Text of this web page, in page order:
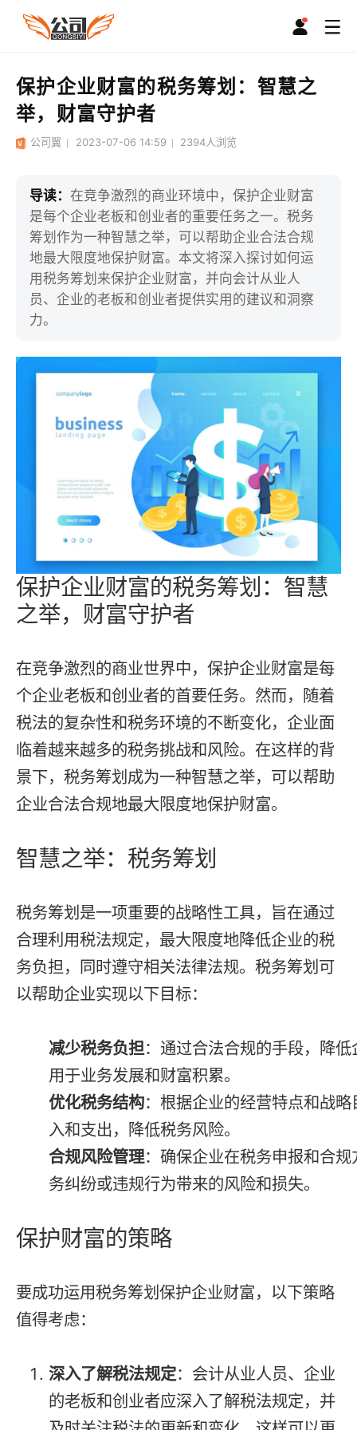
保护企业财富的税务筹划：智慧之
举，财富守护者
公司翼 2023-07-06 14:59 2394人浏览
导读：在竞争激烈的商业环境中，保护企业财富
是每个企业老板和创业者的重要任务之一。税务
筹划作为一种智慧之举，可以帮助企业合法合规
地最大限度地保护财富。本文将深入探讨如何运
用税务筹划来保护企业财富，并向会计从业人
员、企业的老板和创业者提供实用的建议和洞察
力。
保护企业财富的税务筹划：智慧
之举，财富守护者
在竞争激烈的商业世界中，保护企业财富是每
个企业老板和创业者的首要任务。然而，随着
税法的复杂性和税务环境的不断变化，企业面
临着越来越多的税务挑战和风险。在这样的背
景下，税务筹划成为一种智慧之举，可以帮助
企业合法合规地最大限度地保护财富。
智慧之举：税务筹划
税务筹划是一项重要的战略性工具，旨在通过
合理利用税法规定，最大限度地降低企业的税
务负担，同时遵守相关法律法规。税务筹划可
以帮助企业实现以下目标：
减少税务负担：通过合法合规的手段，降
用于业务发展和财富积累。
优化税务结构：根据企业的经营特点和战
入和支出，降低税务风险。
合规风险管理：确保企业在税务申报和合
务纠纷或违规行为带来的风险和损失。
保护财富的策略
要成功运用税务筹划保护企业财富，以下策略
值得考虑：
深入了解税法规定：会计从业人员、企业
的老板和创业者应深入了解税法规定，并